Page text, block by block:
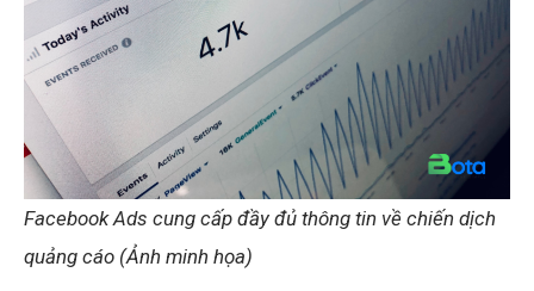
Facebook Ads cung cấp đầy đủ thông tin về chiến dịch
quảng cáo (Ảnh minh họa)